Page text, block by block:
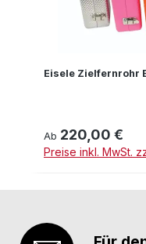
Eisele Zielfernrohr
Regulärer Preis:
Ab 220,00 €
Preise inkl. MwSt.